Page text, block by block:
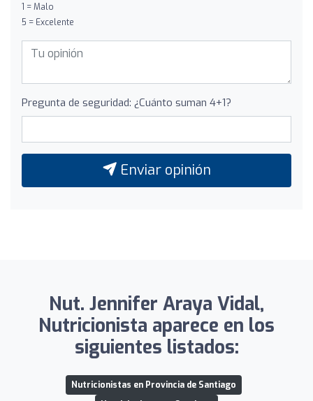
1 = Malo
5 = Excelente
Pregunta de seguridad: ¿Cuánto suman 4+1?
Enviar opinión
Nut. Jennifer Araya Vidal,
Nutricionista aparece en los
siguientes listados:
Nutricionistas en Provincia de Santiago